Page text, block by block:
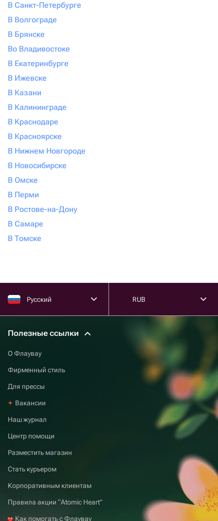
В Санкт-Петербурге
В Волгограде
В Брянске
Во Владивостоке
В Екатеринбурге
В Ижевске
В Казани
В Калининграде
В Краснодаре
В Красноярске
В Нижнем Новгороде
В Новосибирске
В Омске
В Перми
В Ростове-на-Дону
В Самаре
В Томске
Русский RUB
Полезные ссылки
О Флаувау
Фирменный стиль
Для прессы
Вакансии
Наш журнал
Центр помощи
Разместить магазин
Стать курьером
Корпоративным клиентам
Правила акции “Atomic Heart”
Как помогать с Флаувау